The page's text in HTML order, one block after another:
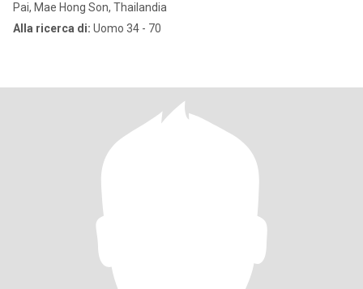
Pai, Mae Hong Son, Thailandia
Alla ricerca di: Uomo 34 - 70